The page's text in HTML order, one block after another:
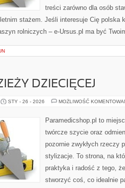
treści zarówno dla osób
stażem. Jeśli interesuje Cię polska
rolniczych – e-Ursus.pl ma być
DZIECIĘCEJ
STY - 26 - 2026 MOŻLIWOŚĆ
Paramedicshop.pl to
twórcze szycie oraz
pozornie zwykłych rzeczy
stylizacje. To strona, na
praktyka i radość z tego,
stworzyć coś, co idealnie